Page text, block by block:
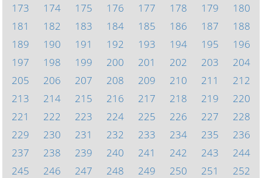
173
174 175 176 177 178 179
180
181
182 183 184 185 186 187
188
189
190 191 192 193 194 195
196
197
198 199 200 201 202 203
204
205
206 207 208 209 210 211
212
213
214 215 216 217 218 219
220
221
222 223 224 225 226 227
228
229
230 231 232 233 234 235
236
237
238 239 240 241 242 243
244
245
246 247 248 249 250 251
252